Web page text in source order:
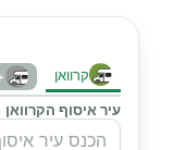
קרוואן
עיר איסוף הקרוואן